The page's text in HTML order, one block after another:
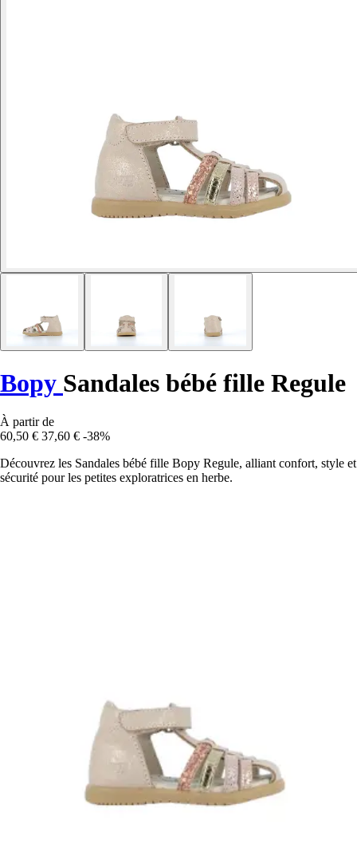
Bopy Sandales bébé fille Regule
À partir de
60,50 € 37,60 € -38%
Découvrez les Sandales bébé fille Bopy Regule, alliant confort, style et
sécurité pour les petites exploratrices en herbe.